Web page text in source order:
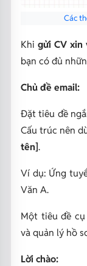
Các
Khi gửi CV xin
bạn có đủ
Chủ đề email:
Đặt tiêu đề
Cấu trúc nên
tên].
Ví dụ: Ứng
Văn A.
Một tiêu đề
và quản lý hồ
Lời chào: